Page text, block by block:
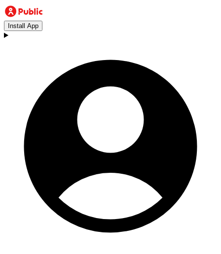
Install App